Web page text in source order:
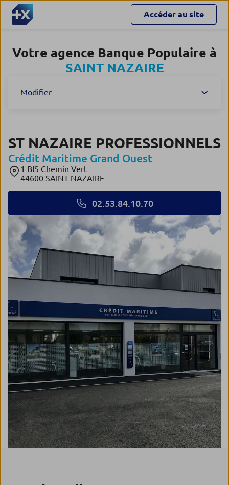
Accéder au site
Votre agence Banque Populaire à
SAINT NAZAIRE
Modifier
ST NAZAIRE PROFESSIONNELS
Crédit Maritime Grand Ouest
1 BIS Chemin Vert
44600 SAINT NAZAIRE
02.53.84.10.70